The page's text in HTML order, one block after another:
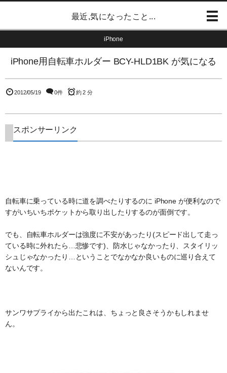
最近,気になったこと...
iPhone
iPhone用自転車ホルダー BCY-HLD1BK が気になる
2012/05/19 0件 約 2 分
スポンサーリンク
自転車に乗っている時に道を調べたりするのに iPhone が便利なので
すがいちいちポケットから取り出したりするのが面倒です。
でも、自転車ホルダーは強度に不安があったり(スピード出して走っ
ている時に外れたら…悲惨です)、防水じゃなかったり、スタイリッ
シュじゃなかったり…ということでなかなか良いものに巡り合えて
ないんです。
サンワサプライから出たこれは、ちょっと良さそうかもしれませ
ん。